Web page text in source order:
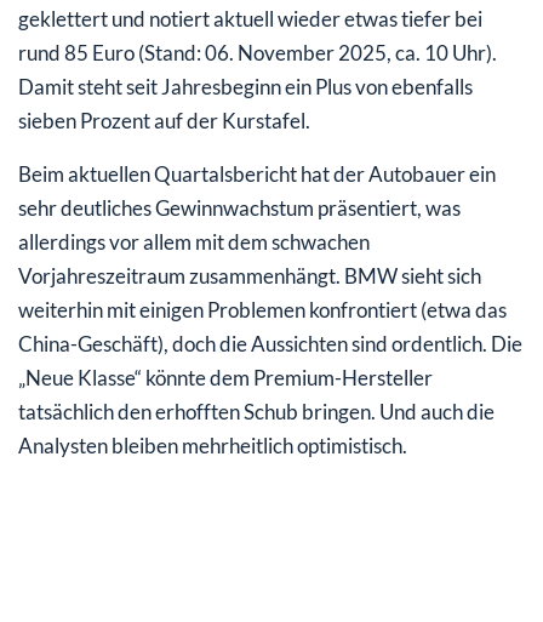
geklettert und notiert aktuell wieder etwas tiefer bei
rund 85 Euro (Stand: 06. November 2025, ca. 10 Uhr).
Damit steht seit Jahresbeginn ein Plus von ebenfalls
sieben Prozent auf der Kurstafel.
Beim aktuellen Quartalsbericht hat der Autobauer ein
sehr deutliches Gewinnwachstum präsentiert, was
allerdings vor allem mit dem schwachen
Vorjahreszeitraum zusammenhängt. BMW sieht sich
weiterhin mit einigen Problemen konfrontiert (etwa das
China-Geschäft), doch die Aussichten sind ordentlich. Die
„Neue Klasse“ könnte dem Premium-Hersteller
tatsächlich den erhofften Schub bringen. Und auch die
Analysten bleiben mehrheitlich optimistisch.